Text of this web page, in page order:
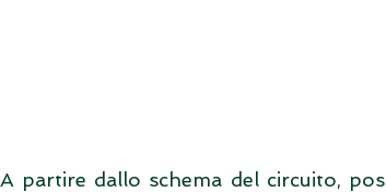
A partire dallo schema del circuito,